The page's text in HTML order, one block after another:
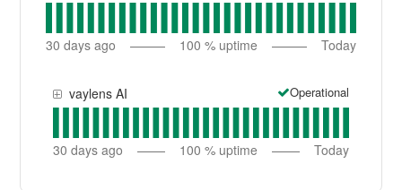
30 days ago 100 % uptime Today
vaylens AI Operational
30 days ago 100 % uptime Today